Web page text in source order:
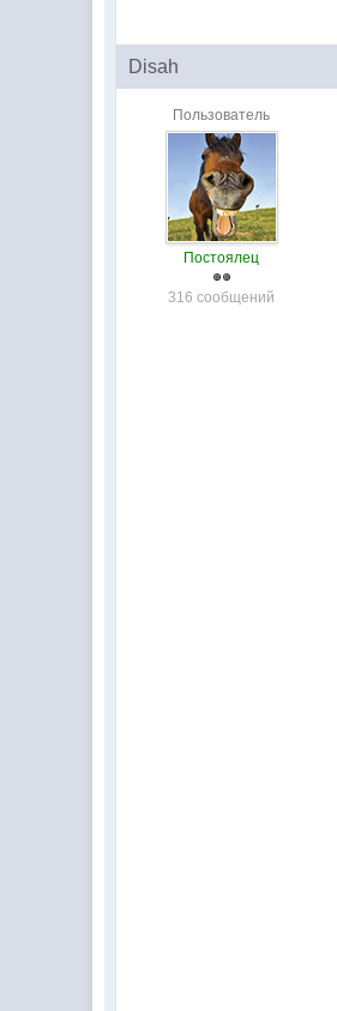
Disah
Пользователь
Постоялец
316 сообщений